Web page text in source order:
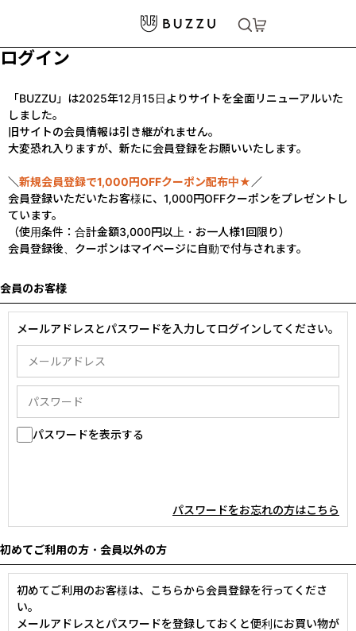
ログイン
「BUZZU」は2025年12月15日よりサイトを全面リニューアルいた
しました。
旧サイトの会員情報は引き継がれません。
大変恐れ入りますが、新たに会員登録をお願いいたします。
＼新規会員登録で1,000円OFFクーポン配布中★ ／
会員登録いただいたお客様に、1,000円OFFクーポンをプレゼントし
ています。
（使用条件：合計金額3,000円以上・お一人様1回限り）
会員登録後、クーポンはマイページに自動で付与されます。
会員のお客様
メールアドレスとパスワードを入力してログインしてください。
パスワードを表示する
パスワードをお忘れの方はこちら
初めてご利用の方・会員以外の方
初めてご利用のお客様は、こちらから会員登録を行ってくださ
い。
メールアドレスとパスワードを登録しておくと便利にお買い物が